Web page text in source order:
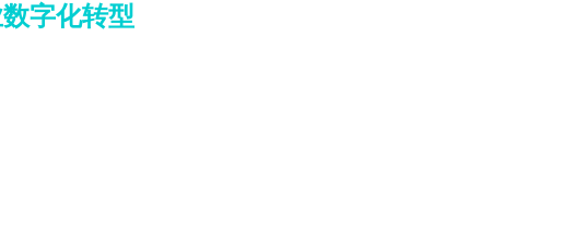
字化转型